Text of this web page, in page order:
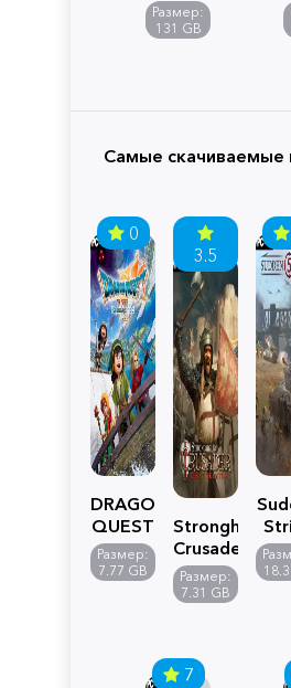
Размер:
131 GB
Самые скачиваемые
0
DRAGON
QUEST
VII
Reimagined
Размер:
7.77 GB
3.5
Stronghold
Crusader:
Definitive
Edition
Размер:
7.31 GB
7